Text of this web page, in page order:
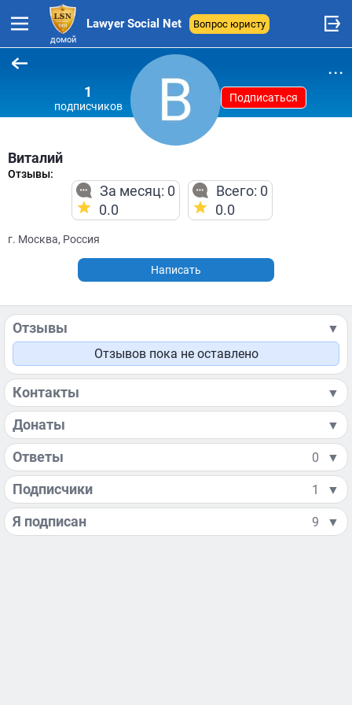
домой
Lawyer Social Net Вопрос юристу
1
подписчиков
Подписаться
...
Виталий
Отзывы:
За месяц: 0
0.0
Всего: 0
0.0
г. Москва, Россия
Написать
Отзывы
▼
Отзывов пока не оставлено
Контакты ▼
Донаты ▼
Ответы 0 ▼
Подписчики 1 ▼
Я подписан 9 ▼